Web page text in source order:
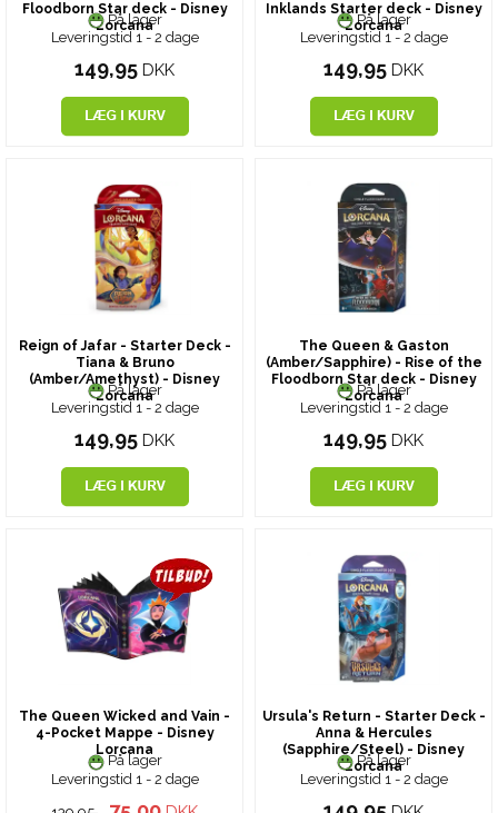
Floodborn Star deck - Disney
Lorcana
På lager
Leveringstid 1 - 2 dage
149,95 DKK
Inklands Starter deck - Disney
Lorcana
På lager
Leveringstid 1 - 2 dage
149,95 DKK
Reign of Jafar - Starter Deck -
Tiana & Bruno
(Amber/Amethyst) - Disney
Lorcana
På lager
Leveringstid 1 - 2 dage
149,95 DKK
The Queen & Gaston
(Amber/Sapphire) - Rise of the
Floodborn Star deck - Disney
Lorcana
På lager
Leveringstid 1 - 2 dage
149,95 DKK
The Queen Wicked and Vain -
4-Pocket Mappe - Disney
Lorcana
På lager
Leveringstid 1 - 2 dage
Ursula's Return - Starter Deck -
Anna & Hercules
(Sapphire/Steel) - Disney
Lorcana
På lager
Leveringstid 1 - 2 dage